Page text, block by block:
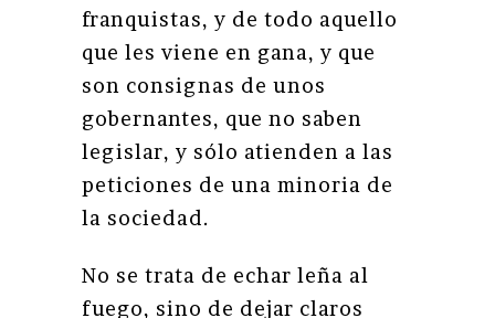
franquistas, y de todo aquello
que les viene en gana, y que
son consignas de unos
gobernantes, que no saben
legislar, y sólo atienden a las
peticiones de una minoria de
la sociedad.
No se trata de echar leña al
fuego, sino de dejar claros